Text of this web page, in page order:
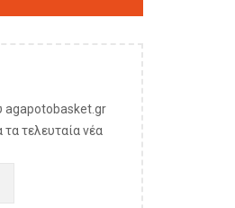
agapotobasket.gr
τα τελευταία νέα